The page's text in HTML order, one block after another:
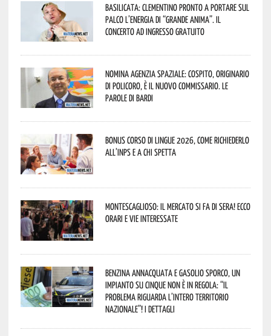
Basilicata: Clementino pronto a portare sul
palco l’energia di “Grande Anima”. Il
concerto ad ingresso gratuito
Nomina Agenzia Spaziale: Cospito, originario
di Policoro, è il nuovo commissario. Le
parole di Bardi
Bonus corso di lingue 2026, come richiederlo
all’INPS e a chi spetta
Montescaglioso: il mercato si fa di sera! Ecco
orari e vie interessate
Benzina annacquata e gasolio sporco, un
impianto su cinque non è in regola: “il
problema riguarda l’intero territorio
Nazionale”! I dettagli